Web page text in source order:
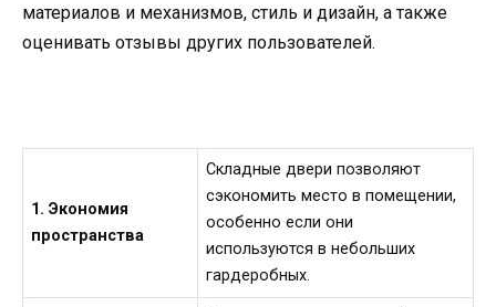
материалов и механизмов, стиль и дизайн, а также
оценивать отзывы других пользователей.
1. Экономия
пространства
Складные двери позволяют
сэкономить место в помещении,
особенно если они
используются в небольших
гардеробных.